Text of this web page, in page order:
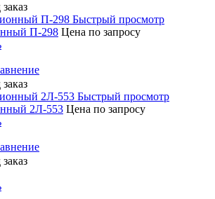
Быстрый просмотр
П-298 Цена по запросу
Быстрый просмотр
2Л-553 Цена по запросу